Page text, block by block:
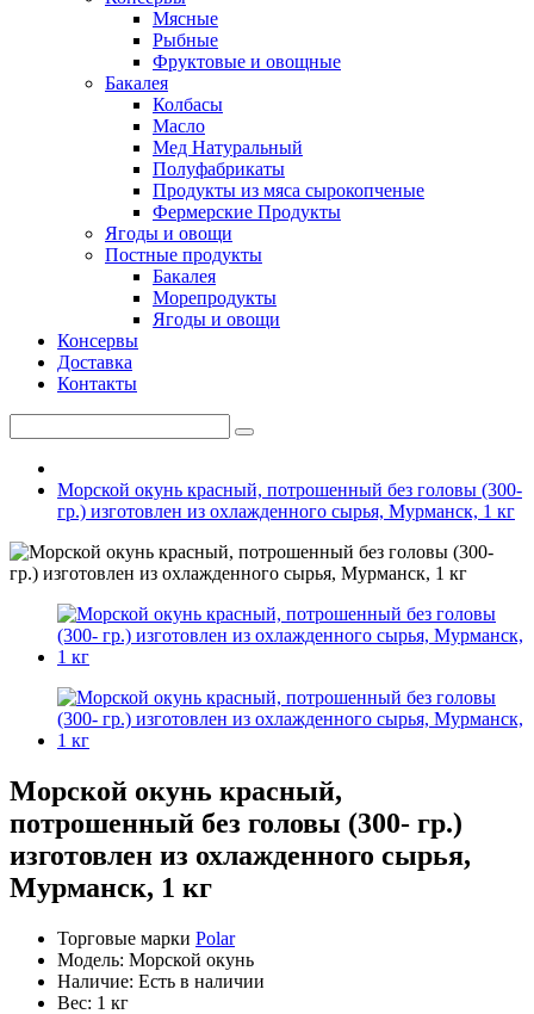
Мясные
Рыбные
Фруктовые и овощные
Бакалея
Колбасы
Масло
Мед Натуральный
Полуфабрикаты
Продукты из мяса сырокопченые
Фермерские Продукты
Ягоды и овощи
Постные продукты
Бакалея
Морепродукты
Ягоды и овощи
Консервы
Доставка
Контакты
Морской окунь красный, потрошенный без головы (300-
гр.) изготовлен из охлажденного сырья, Мурманск, 1 кг
Морской окунь красный,
потрошенный без головы (300- гр.)
изготовлен из охлажденного сырья,
Мурманск, 1 кг
Торговые марки Polar
Модель: Морской окунь
Наличие: Есть в наличии
Вес: 1 кг